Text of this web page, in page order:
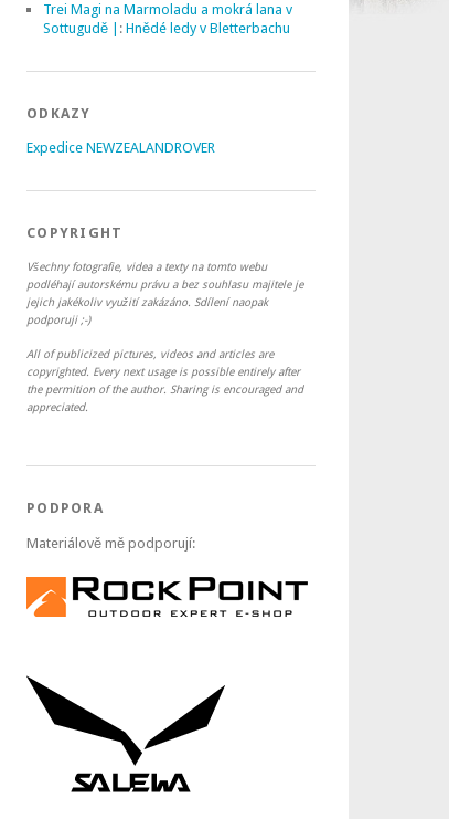
Trei Magi na Marmoladu a mokrá lana v
Sottugudě | : Hnědé ledy v Bletterbachu
ODKAZY
Expedice NEWZEALANDROVER
COPYRIGHT
Všechny fotografie, videa a texty na tomto webu
podléhají autorskému právu a bez souhlasu majitele je
jejich jakékoliv využití zakázáno. Sdílení naopak
podporuji ;-)
All of publicized pictures, videos and articles are
copyrighted. Every next usage is possible entirely after
the permition of the author. Sharing is encouraged and
appreciated.
PODPORA
Materiálově mě podporují: